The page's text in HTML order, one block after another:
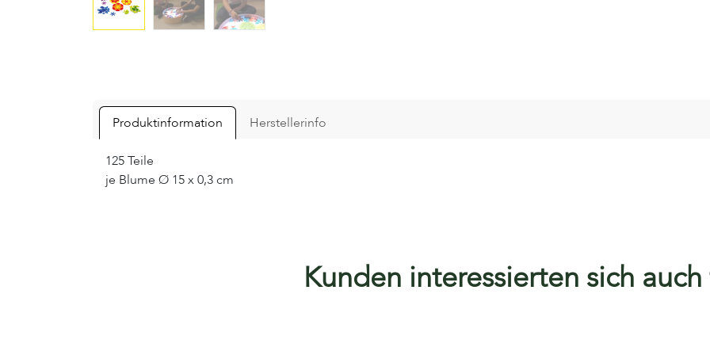
Produktinformation Herstellerinfo
125 Teile
je Blume Ø 15 x 0,3 cm
Kunden interessierten sich auch